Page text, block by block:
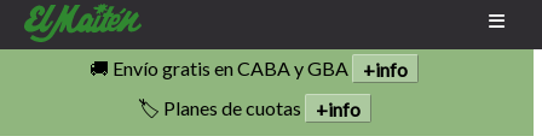
🚚 Envío gratis en CABA y GBA
+info
🏷️ Planes de cuotas
+info